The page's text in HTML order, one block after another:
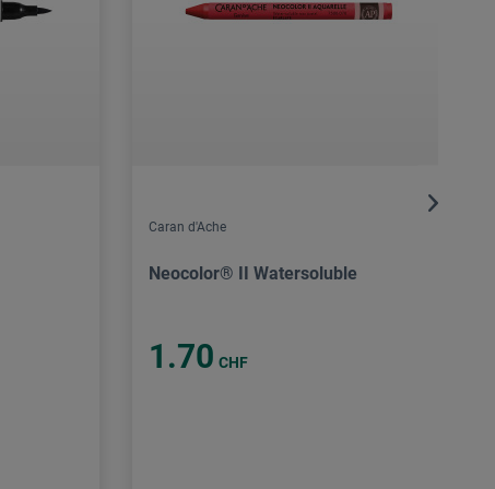
Caran d'Ache
Neocolor® II Watersoluble
1.70 CHF